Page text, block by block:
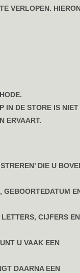
VERLOPEN.
IN DE STORE IS
ERVAART.
DIE U
CIJFERS EN
U VAAK EEN
DAARNA EEN